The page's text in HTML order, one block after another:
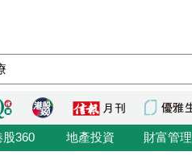
股360 地產投資 財富管理